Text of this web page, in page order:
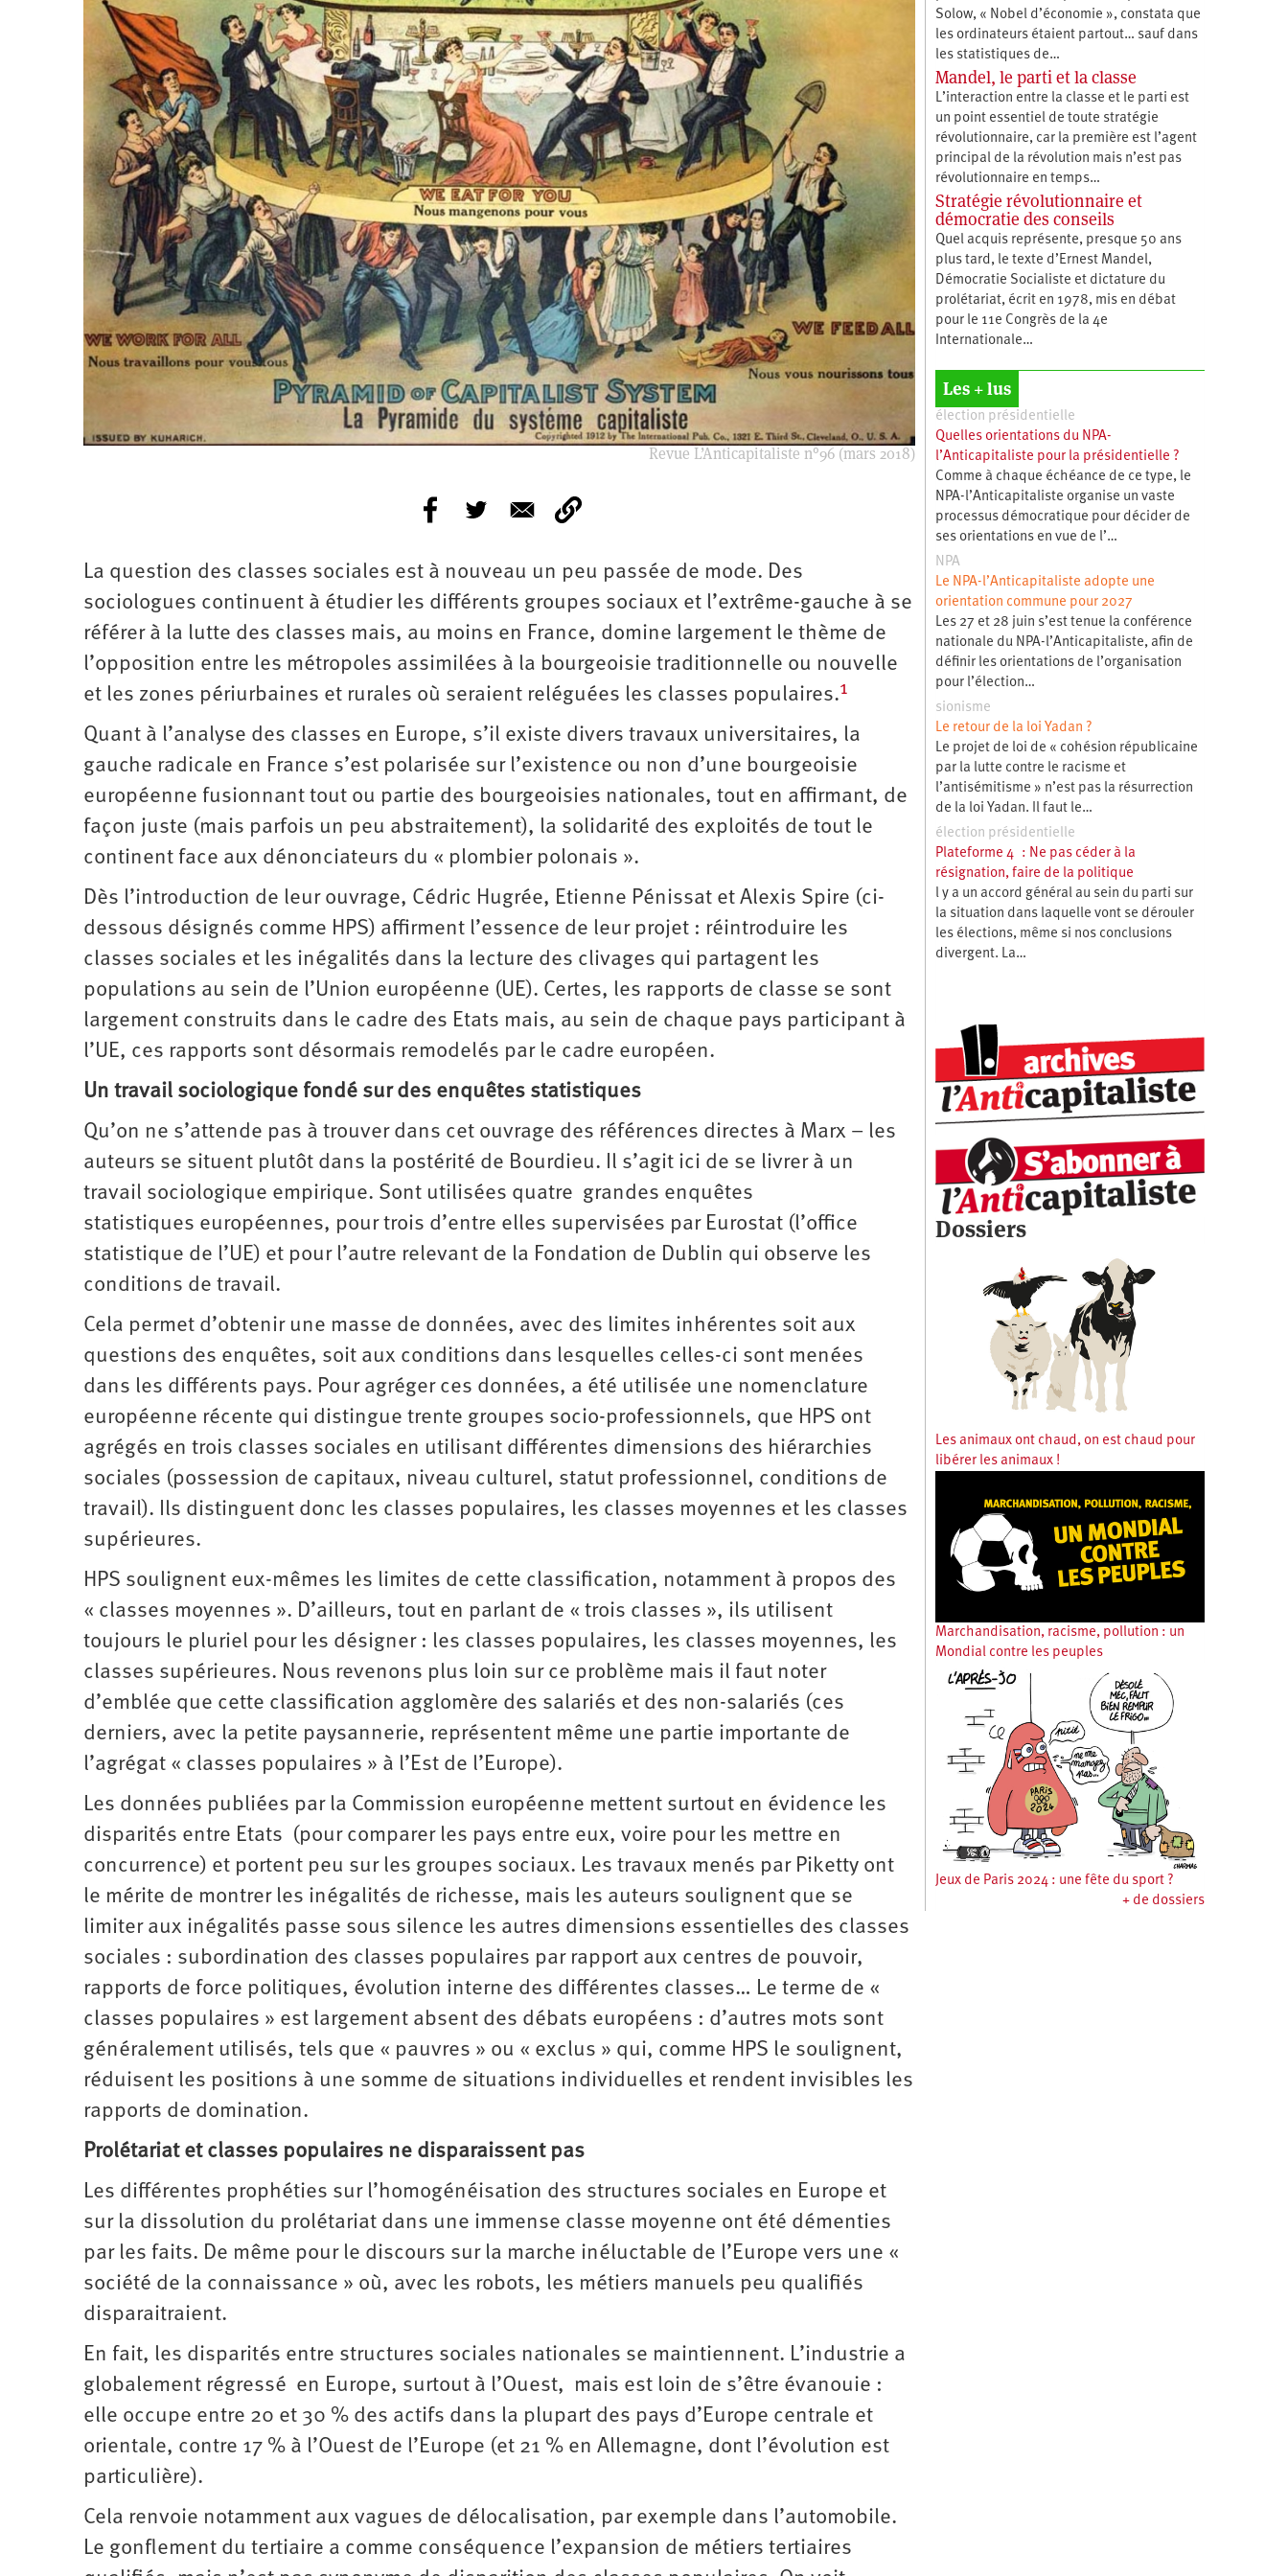
Revue L’Anticapitaliste n°96 (mars 2018)
La question des classes sociales est à nouveau un peu passée de mode. Des
sociologues continuent à étudier les différents groupes sociaux et l’extrême-gauche à se
référer à la lutte des classes mais, au moins en France, domine largement le thème de
l’opposition entre les métropoles assimilées à la bourgeoisie traditionnelle ou nouvelle
et les zones périurbaines et rurales où seraient reléguées les classes populaires.1
Quant à l’analyse des classes en Europe, s’il existe divers travaux universitaires, la
gauche radicale en France s’est polarisée sur l’existence ou non d’une bourgeoisie
européenne fusionnant tout ou partie des bourgeoisies nationales, tout en affirmant, de
façon juste (mais parfois un peu abstraitement), la solidarité des exploités de tout le
continent face aux dénonciateurs du « plombier polonais ».
Dès l’introduction de leur ouvrage, Cédric Hugrée, Etienne Pénissat et Alexis Spire (ci-
dessous désignés comme HPS) affirment l’essence de leur projet : réintroduire les
classes sociales et les inégalités dans la lecture des clivages qui partagent les
populations au sein de l’Union européenne (UE). Certes, les rapports de classe se sont
largement construits dans le cadre des Etats mais, au sein de chaque pays participant à
l’UE, ces rapports sont désormais remodelés par le cadre européen.
Un travail sociologique fondé sur des enquêtes statistiques
Qu’on ne s’attende pas à trouver dans cet ouvrage des références directes à Marx – les
auteurs se situent plutôt dans la postérité de Bourdieu. Il s’agit ici de se livrer à un
travail sociologique empirique. Sont utilisées quatre grandes enquêtes
statistiques européennes, pour trois d’entre elles supervisées par Eurostat (l’office
statistique de l’UE) et pour l’autre relevant de la Fondation de Dublin qui observe les
conditions de travail.
Cela permet d’obtenir une masse de données, avec des limites inhérentes soit aux
questions des enquêtes, soit aux conditions dans lesquelles celles-ci sont menées
dans les différents pays. Pour agréger ces données, a été utilisée une nomenclature
européenne récente qui distingue trente groupes socio-professionnels, que HPS ont
agrégés en trois classes sociales en utilisant différentes dimensions des hiérarchies
sociales (possession de capitaux, niveau culturel, statut professionnel, conditions de
travail). Ils distinguent donc les classes populaires, les classes moyennes et les classes
supérieures.
HPS soulignent eux-mêmes les limites de cette classification, notamment à propos des
« classes moyennes ». D’ailleurs, tout en parlant de « trois classes », ils utilisent
toujours le pluriel pour les désigner : les classes populaires, les classes moyennes, les
classes supérieures. Nous revenons plus loin sur ce problème mais il faut noter
d’emblée que cette classification agglomère des salariés et des non-salariés (ces
derniers, avec la petite paysannerie, représentent même une partie importante de
l’agrégat « classes populaires » à l’Est de l’Europe).
Les données publiées par la Commission européenne mettent surtout en évidence les
disparités entre Etats (pour comparer les pays entre eux, voire pour les mettre en
concurrence) et portent peu sur les groupes sociaux. Les travaux menés par Piketty ont
le mérite de montrer les inégalités de richesse, mais les auteurs soulignent que se
limiter aux inégalités passe sous silence les autres dimensions essentielles des classes
sociales : subordination des classes populaires par rapport aux centres de pouvoir,
rapports de force politiques, évolution interne des différentes classes… Le terme de «
classes populaires » est largement absent des débats européens : d’autres mots sont
généralement utilisés, tels que « pauvres » ou « exclus » qui, comme HPS le soulignent,
réduisent les positions à une somme de situations individuelles et rendent invisibles les
rapports de domination.
Prolétariat et classes populaires ne disparaissent pas
Les différentes prophéties sur l’homogénéisation des structures sociales en Europe et
sur la dissolution du prolétariat dans une immense classe moyenne ont été démenties
par les faits. De même pour le discours sur la marche inéluctable de l’Europe vers une «
société de la connaissance » où, avec les robots, les métiers manuels peu qualifiés
disparaitraient.
En fait, les disparités entre structures sociales nationales se maintiennent. L’industrie a
globalement régressé en Europe, surtout à l’Ouest, mais est loin de s’être évanouie :
elle occupe entre 20 et 30 % des actifs dans la plupart des pays d’Europe centrale et
orientale, contre 17 % à l’Ouest de l’Europe (et 21 % en Allemagne, dont l’évolution est
particulière).
Cela renvoie notamment aux vagues de délocalisation, par exemple dans l’automobile.
Le gonflement du tertiaire a comme conséquence l’expansion de métiers tertiaires
Solow, « Nobel d’économie », constata que
les ordinateurs étaient partout… sauf dans
les statistiques de…
Mandel, le parti et la classe
L’interaction entre la classe et le parti est
un point essentiel de toute stratégie
révolutionnaire, car la première est l’agent
principal de la révolution mais n’est pas
révolutionnaire en temps…
Stratégie révolutionnaire et
démocratie des conseils
Quel acquis représente, presque 50 ans
plus tard, le texte d’Ernest Mandel,
Démocratie Socialiste et dictature du
prolétariat, écrit en 1978, mis en débat
pour le 11e Congrès de la 4e
Internationale…
Les + lus
élection présidentielle
Quelles orientations du NPA-
l’Anticapitaliste pour la présidentielle ?
Comme à chaque échéance de ce type, le
NPA-l’Anticapitaliste organise un vaste
processus démocratique pour décider de
ses orientations en vue de l’…
NPA
Le NPA-l’Anticapitaliste adopte une
orientation commune pour 2027
Les 27 et 28 juin s’est tenue la conférence
nationale du NPA-l’Anticapitaliste, afin de
définir les orientations de l’organisation
pour l’élection…
sionisme
Le retour de la loi Yadan ?
Le projet de loi de « cohésion républicaine
par la lutte contre le racisme et
l’antisémitisme » n’est pas la résurrection
de la loi Yadan. Il faut le…
élection présidentielle
Plateforme 4 : Ne pas céder à la
résignation, faire de la politique
l y a un accord général au sein du parti sur
la situation dans laquelle vont se dérouler
les élections, même si nos conclusions
divergent. La…
Dossiers
Les animaux ont chaud, on est chaud pour
libérer les animaux !
Marchandisation, racisme, pollution : un
Mondial contre les peuples
Jeux de Paris 2024 : une fête du sport ?
+ de dossiers